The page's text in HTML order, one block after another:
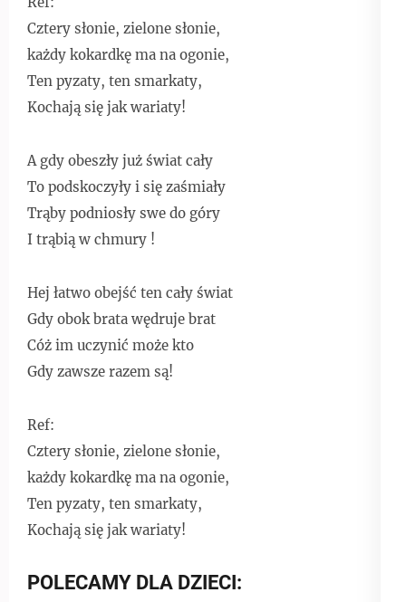
Cztery słonie, zielone słonie,
każdy kokardkę ma na ogonie,
Ten pyzaty, ten smarkaty,
Kochają się jak wariaty!
A gdy obeszły już świat cały
To podskoczyły i się zaśmiały
Trąby podniosły swe do góry
I trąbią w chmury !
Hej łatwo obejść ten cały świat
Gdy obok brata wędruje brat
Cóż im uczynić może kto
Gdy zawsze razem są!
Ref:
Cztery słonie, zielone słonie,
każdy kokardkę ma na ogonie,
Ten pyzaty, ten smarkaty,
Kochają się jak wariaty!
POLECAMY DLA DZIECI: